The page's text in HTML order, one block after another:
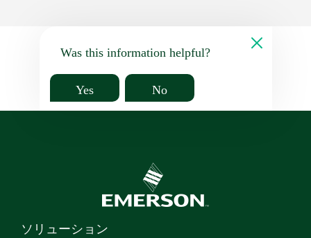
Was this information helpful?
Yes No
ソリューション